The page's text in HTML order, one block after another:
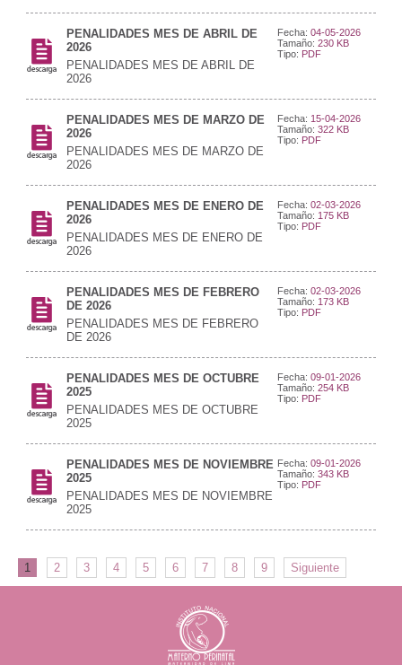
Fecha:04-05-2026
Tamaño:230 KB
Tipo: PDF
PENALIDADES MES DE ABRIL DE
2026
PENALIDADES MES DE ABRIL DE
2026
Fecha: 15-04-2026
Tamaño:322 KB
Tipo: PDF
PENALIDADES MES DE MARZO DE
2026
PENALIDADES MES DE MARZO DE
2026
Fecha:02-03-2026
Tamaño: 175 KB
Tipo: PDF
PENALIDADES MES DE ENERO DE
2026
PENALIDADES MES DE ENERO DE
2026
Fecha:02-03-2026
Tamaño: 173 KB
Tipo: PDF
PENALIDADES MES DE FEBRERO
DE 2026
PENALIDADES MES DE FEBRERO
DE 2026
Fecha:09-01-2026
Tamaño:254 KB
Tipo: PDF
PENALIDADES MES DE OCTUBRE
2025
PENALIDADES MES DE OCTUBRE
2025
Fecha:09-01-2026
Tamaño:343 KB
Tipo: PDF
PENALIDADES MES DE NOVIEMBRE
2025
PENALIDADES MES DE NOVIEMBRE
2025
1 2 3 4 5 6 7 8 9 Siguiente